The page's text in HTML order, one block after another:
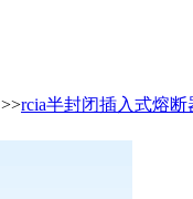
>>rcia半封闭插入式熔断